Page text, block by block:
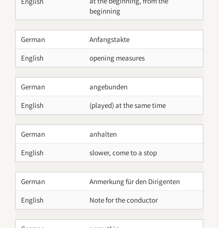
beginning
German
Anfangstakte
English
opening measures
German
angebunden
English
(played) at the same time
German
anhalten
English
slower, come to a stop
German
Anmerkung für den Dirigenten
English
Note for the conductor